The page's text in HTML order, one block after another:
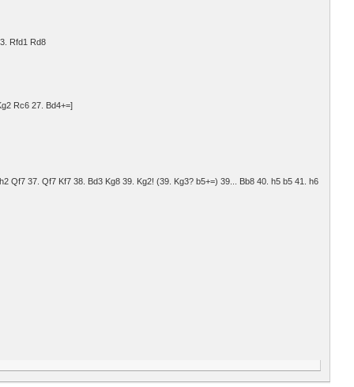
Rfd1 Rd8
Rc6 27. Bd4+=]
Qf7 37. Qf7 Kf7 38. Bd3 Kg8 39. Kg2! (39. Kg3? b5+=) 39... Bb8 40. h5 b5 41. h6